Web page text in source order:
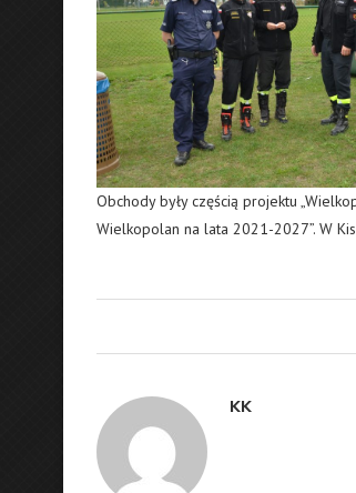
Obchody były częścią projektu
Wielkopolan na lata 2021-2027”. W
KK